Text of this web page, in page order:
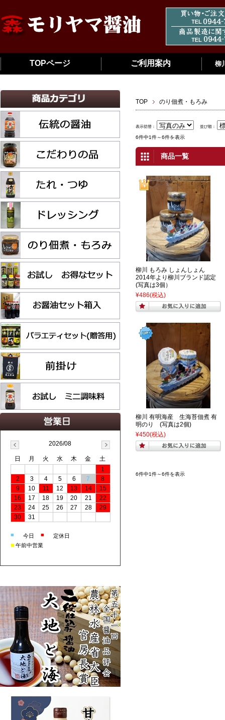
TOPページ ご利用案内 柳
TOP のり佃煮・もろみ
表示切替： 並び順：
6件中1件～6件を表示
商品一覧
柳川 もろみ しょんしょん
2014年より柳川ブランド認定
(写真は3個）
¥486(税込)
柳川 有明海産 生海苔佃煮 有
明のり (写真は2個)
¥450(税込)
6件中1件～6件を表示
2026/08
日 月 火 水 木 金
土
1
2
3 4 5 6 7
8
9
10 11 12 13 14
15
16
17 18 19 20 21
22
23
24 25 26 27 28
29
30
31
■ 今日 ■ 定休日
■ 午前中営業